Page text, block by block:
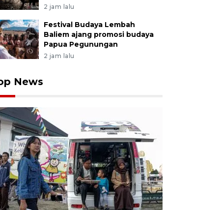
2 jam lalu
Festival Budaya Lembah
Baliem ajang promosi budaya
Papua Pegunungan
2 jam lalu
News